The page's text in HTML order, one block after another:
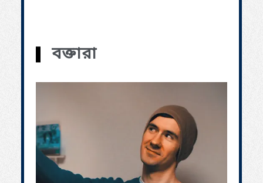
বক্তারা